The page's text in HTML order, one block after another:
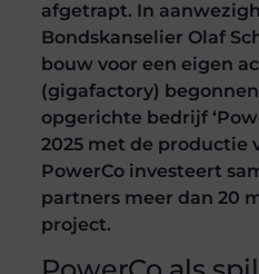
afgetrapt. In
Bondskanselier Olaf
bouw voor een eigen
(gigafactory)
opgerichte bedrijf
2025 met de productie
PowerCo investeert
partners meer dan 20
project.